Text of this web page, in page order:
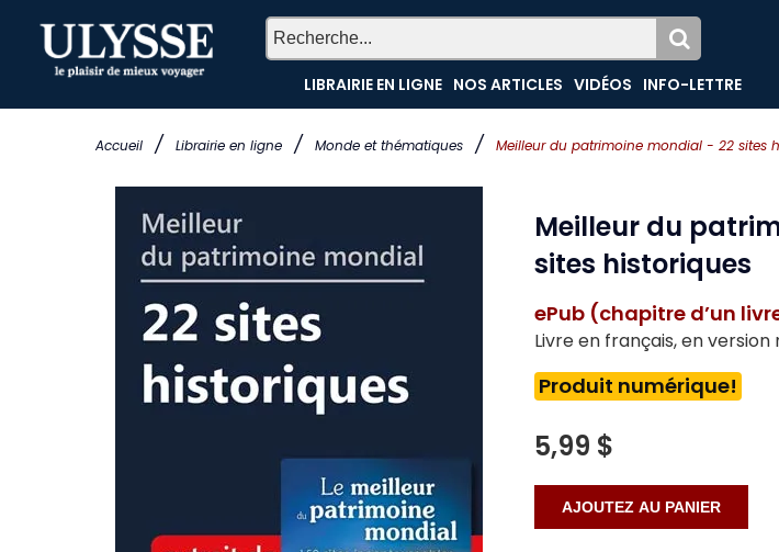
Accueil / Librairie en ligne / Monde et thématiques / Meilleur du patrimoine mondial - 22 sites
LIBRAIRIE EN LIGNE NOS ARTICLES VIDÉOS INFO-LETTRE
Meilleur du
sites historiques
ePub (chapitre d’un
Livre en français, en
Produit numérique!
5,99 $